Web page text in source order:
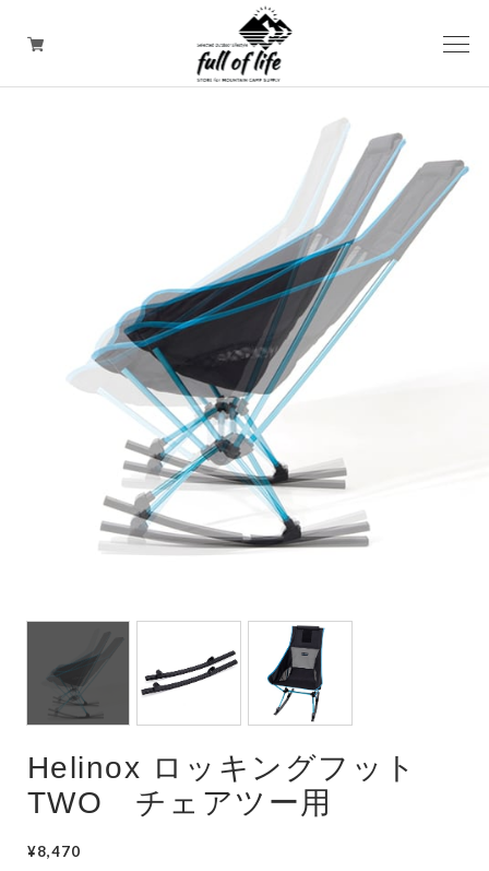
CLOTHING/ Outdoor WEAR
Helinox ロッキングフット
TWO チェアツー用
¥8,470